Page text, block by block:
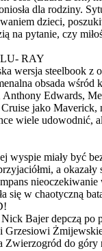
dla rodziny.
dzieci,
na pytanie, czy
RAY
wersja steelbook z
obsada wśród
Edwards,
jako Maverick,
wiele udowodnić,
wyspie miały być
a
nieoczekiwanie
się w chaotyczną
Bajer depczą po
Grzesiowi
Zwierzogród do góry